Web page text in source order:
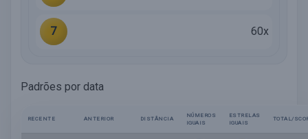
7 60x
Padrões por data
RECENTE ANTERIOR DISTÂNCIA
NÚMEROS
IGUAIS
ESTRELAS
IGUAIS
TOTAL/